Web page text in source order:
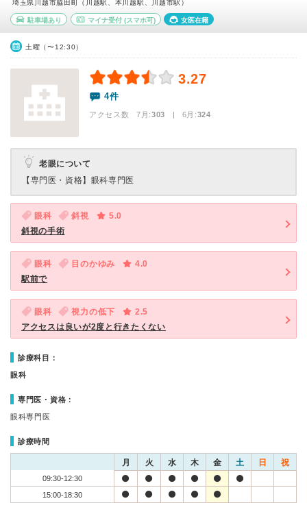
埼玉県川越市脇田町（川越駅、本川越駅、川越市駅）
駐車場あり マイナ受付(スマホ可) 女医在籍
土曜（〜12:30）
3.27
4件
アクセス数 7月:303 | 6月:324
老眼について
【専門医・資格】 眼科専門医
眼科 斜視
5.0
斜視の手術
眼科 目のかゆみ
4.0
駅前で
眼科 視力の低下
2.5
アクセスは良いが2度と行きたくない
診療科目：
眼科
専門医・資格：
眼科専門医
診療時間
月 火 水 木 金 土 日 祝
09:30-12:30
15:00-18:30